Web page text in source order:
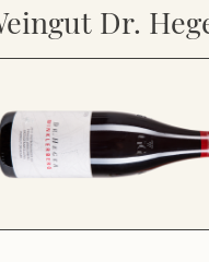
Dr.